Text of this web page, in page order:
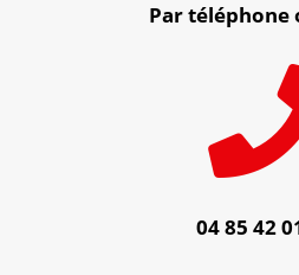
Par téléphone
04 85 42